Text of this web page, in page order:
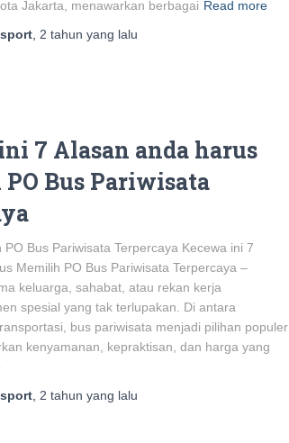
Jakarta, menawarkan berbagai Read more
2 tahun yang lalu
7 Alasan anda harus
Bus Pariwisata
PO Bus Pariwisata Terpercaya Kecewa ini 7
Memilih PO Bus Pariwisata Terpercaya –
keluarga, sahabat, atau rekan kerja
spesial yang tak terlupakan. Di antara
bus pariwisata menjadi pilihan populer
kenyamanan, kepraktisan, dan harga yang
2 tahun yang lalu